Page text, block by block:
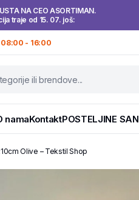
NA CEO ASORTIMAN.
traje od 15. 07. još:
08:00 - 16:00
namaKontaktPOSTELJINE SAN
Olive – Tekstil Shop